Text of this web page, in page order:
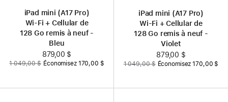
iPad mini (A17 Pro)
Wi‑Fi + Cellular de
128 Go remis à neuf -
Bleu
Nouveau
prix
879,00 $
Auparavant
1 049,00 $ Économisez 170,00 $
iPad mini (A17 Pro)
Wi‑Fi + Cellular de
128 Go remis à neuf -
Violet
Nouveau
prix
879,00 $
Auparavant
1 049,00 $ Économisez 170,00 $